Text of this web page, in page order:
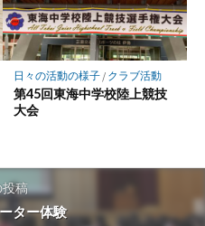
日々の活動の様子/ クラブ活動
第45回東海中学校陸上競技
大会
稿
ター体験